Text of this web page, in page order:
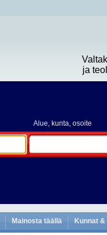
ja
Alue, kunta, osoite
Mainosta täällä Kunnat